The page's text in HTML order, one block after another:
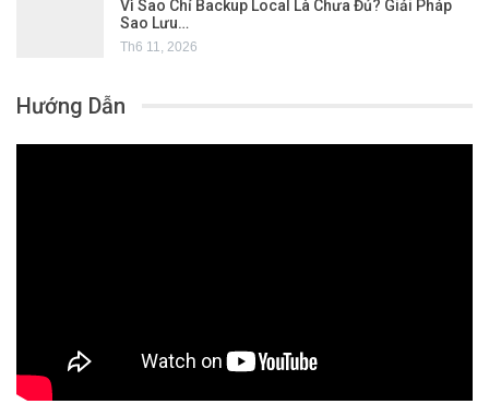
Vì Sao Chỉ Backup Local Là Chưa Đủ? Giải Pháp
Sao Lưu…
Th6 11, 2026
Hướng Dẫn